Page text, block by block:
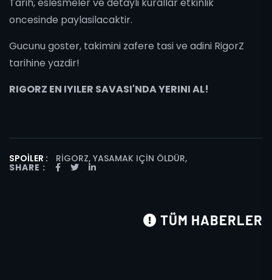
oncesinde paylasilacaktir.
Gucunu goster, takimini zafere tasi ve adini RigorZ
tarihine yazdir!
RIGORZ EN IYILER SAVASI'NDA YERINI AL!
SPOILER : RIGORZ, YASAMAK IÇIN ÖLDÜR,
SHARE :
TÜM HABERLER